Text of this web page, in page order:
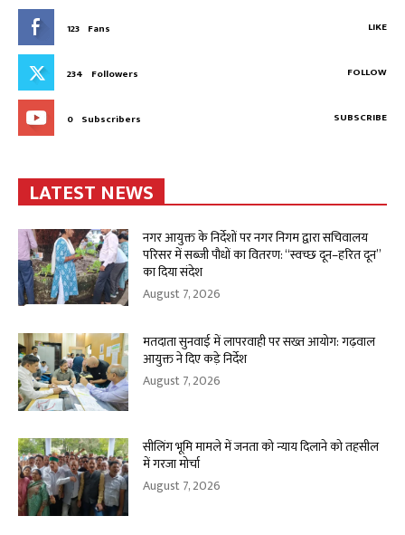
123 Fans LIKE
234 Followers FOLLOW
0 Subscribers SUBSCRIBE
LATEST NEWS
नगर आयुक्त के निर्देशों पर नगर निगम द्वारा सचिवालय
परिसर में सब्जी पौधों का वितरण: “स्वच्छ दून–हरित दून”
का दिया संदेश
August 7, 2026
मतदाता सुनवाई में लापरवाही पर सख्त आयोग: गढ़वाल
आयुक्त ने दिए कड़े निर्देश
August 7, 2026
सीलिंग भूमि मामले में जनता को न्याय दिलाने को तहसील
में गरजा मोर्चा
August 7, 2026